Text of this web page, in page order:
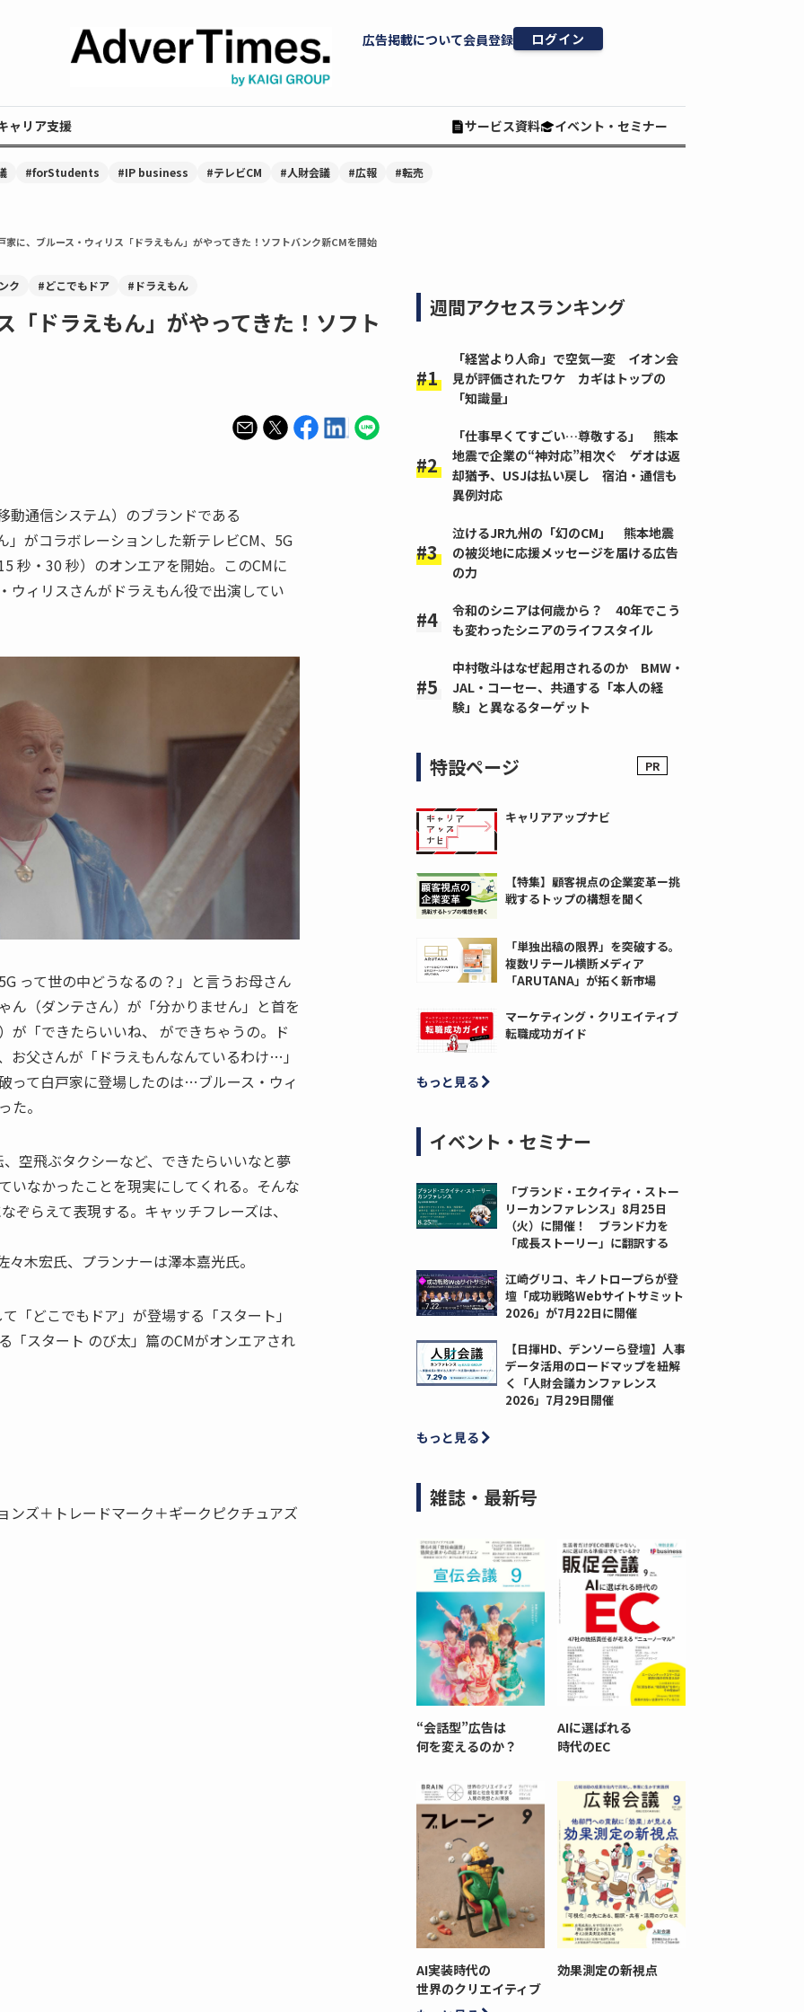
広告掲載について会員登録 ログイン
ャリア支援 サービス資料 イベント・セミナー
#forStudents #IP business #テレビCM #人財会議 #広報 #転売
家に、ブルース・ウィリス「ドラえもん」がやってきた！ソフトバンク新CMを開始
ク #どこでもドア #ドラえもん
「ドラえもん」がやってきた！ソフト
動通信システム）のブランドである
がコラボレーションした新テレビCM、5G
秒・30 秒）のオンエアを開始。このCMに
ウィリスさんがドラえもん役で出演してい
って世の中どうなるの？」と言うお母さん
ん（ダンテさん）が「分かりません」と首を
が「できたらいいね、 ができちゃうの。ド
お父さんが「ドラえもんなんているわけ…」
って白戸家に登場したのは…ブルース・ウィ
た。
空飛ぶタクシーなど、できたらいいなと夢
いなかったことを現実にしてくれる。そんな
ぞらえて表現する。キャッチフレーズは、
木宏氏、プランナーは澤本嘉光氏。
「どこでもドア」が登場する「スタート」
「スタート のび太」篇のCMがオンエアされ
ンズ＋トレードマーク＋ギークピクチュアズ
週間アクセスランキング
「経営より人命」で空気一変 イオン会
見が評価されたワケ カギはトップの
「知識量」
「仕事早くてすごい…尊敬する」 熊本
地震で企業の“神対応”相次ぐ ゲオは返
却猶予、USJは払い戻し 宿泊・通信も
異例対応
泣けるJR九州の「幻のCM」 熊本地震
の被災地に応援メッセージを届ける広告
の力
令和のシニアは何歳から？ 40年でこう
も変わったシニアのライフスタイル
中村敬斗はなぜ起用されるのか BMW・
JAL・コーセー、共通する「本人の経
験」と異なるターゲット
特設ページ
キャリアアップナビ
【特集】顧客視点の企業変革ー挑
戦するトップの構想を聞く
「単独出稿の限界」を突破する。
複数リテール横断メディア
「ARUTANA」が拓く新市場
マーケティング・クリエイティブ
転職成功ガイド
もっと見る
イベント・セミナー
「ブランド・エクイティ・ストー
リーカンファレンス」8月25日
（火）に開催！ ブランド力を
「成長ストーリー」に翻訳する
江崎グリコ、キノトロープらが登
壇「成功戦略Webサイトサミット
2026」が7月22日に開催
【日揮HD、デンソーら登壇】人事
データ活用のロードマップを紐解
く「人財会議カンファレンス
2026」7月29日開催
もっと見る
雑誌・最新号
“会話型”広告は
何を変えるのか？
AIに選ばれる
時代のEC
AI実装時代の
世界のクリエイティブ
効果測定の新視点